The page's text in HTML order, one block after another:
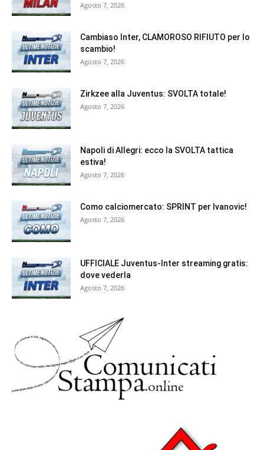
Agosto 7, 2026
Cambiaso Inter, CLAMOROSO RIFIUTO per lo
scambio!
Agosto 7, 2026
Zirkzee alla Juventus: SVOLTA totale!
Agosto 7, 2026
Napoli di Allegri: ecco la SVOLTA tattica
estiva!
Agosto 7, 2026
Como calciomercato: SPRINT per Ivanovic!
Agosto 7, 2026
UFFICIALE Juventus-Inter streaming gratis:
dove vederla
Agosto 7, 2026